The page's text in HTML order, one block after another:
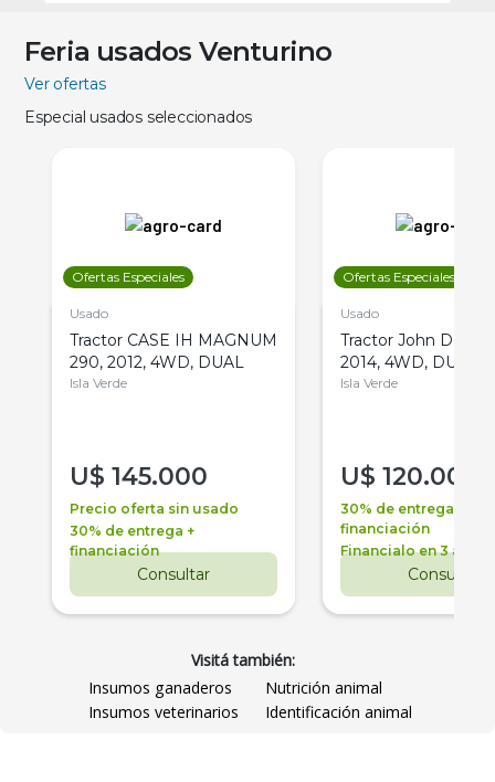
Feria usados Venturino
Ver ofertas
Especial usados seleccionados
Ofertas Especiales
Usado
Tractor CASE IH MAGNUM
290, 2012, 4WD, DUAL
Isla Verde
U$ 145.000
Precio oferta sin usado
30% de entrega +
financiación
Consultar
Ofertas Especiales
Usado
Tractor John Deere
2014, 4WD, DUAL
Isla Verde
U$ 120.000
30% de entrega +
financiación
Financialo en 3 años
Consultar
Visitá también:
Insumos ganaderos
Nutrición animal
Insumos veterinarios
Identificación animal